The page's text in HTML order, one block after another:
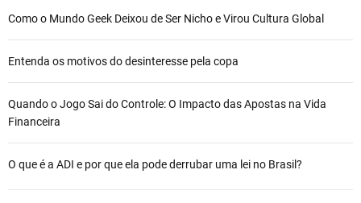
Como o Mundo Geek Deixou de Ser Nicho e Virou Cultura Global
Entenda os motivos do desinteresse pela copa
Quando o Jogo Sai do Controle: O Impacto das Apostas na Vida
Financeira
O que é a ADI e por que ela pode derrubar uma lei no Brasil?